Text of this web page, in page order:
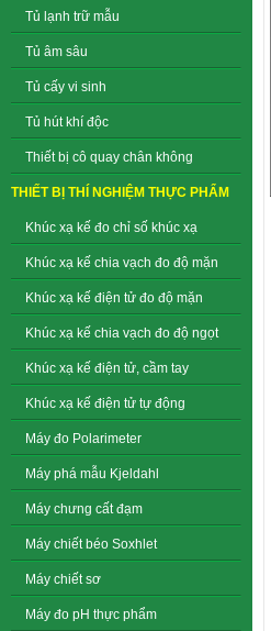
Tủ lạnh trữ mẫu
Tủ âm sâu
Tủ cấy vi sinh
Tủ hút khí độc
Thiết bị cô quay chân không
THIẾT BỊ THÍ NGHIỆM THỰC PHẨM
Khúc xạ kế đo chỉ số khúc xạ
Khúc xạ kế chia vạch đo độ mặn
Khúc xạ kế điện tử đo độ mặn
Khúc xạ kế chia vạch đo độ ngọt
Khúc xạ kế điện tử, cầm tay
Khúc xạ kế điện tử tự động
Máy đo Polarimeter
Máy phá mẫu Kjeldahl
Máy chưng cất đạm
Máy chiết béo Soxhlet
Máy chiết sơ
Máy đo pH thực phẩm